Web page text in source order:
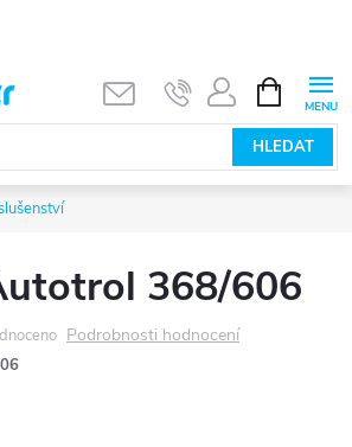
HLEDAT
NÁKUPNÍ
KOŠÍK
368/606
Podrobnosti hodnocení